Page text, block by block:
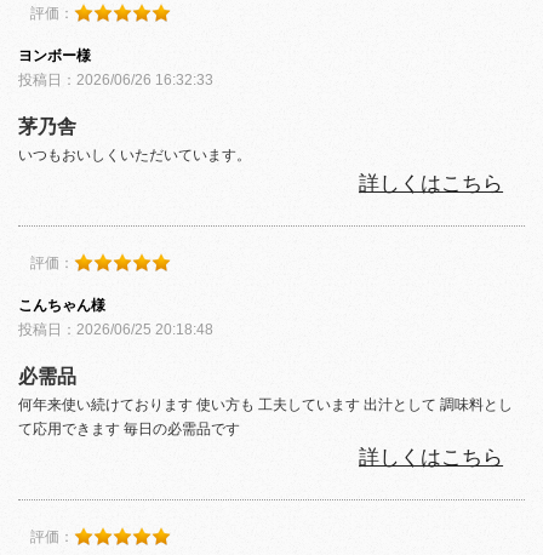
評価：
ヨンボー様
投稿日：2026/06/26 16:32:33
茅乃舎
いつもおいしくいただいています。
詳しくはこちら
評価：
こんちゃん様
投稿日：2026/06/25 20:18:48
必需品
何年来使い続けております 使い方も 工夫しています 出汁として 調味料とし
て応用できます 毎日の必需品です
詳しくはこちら
評価：